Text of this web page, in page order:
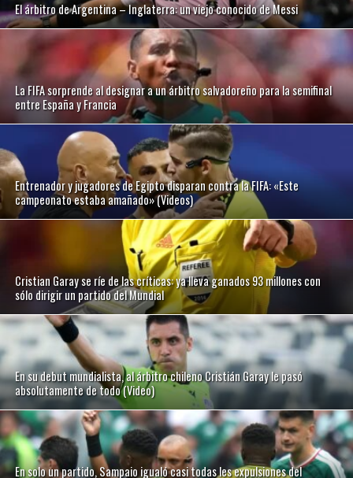
El árbitro de Argentina – Inglaterra: un viejo conocido de Messi
La FIFA sorprende al designar a un árbitro salvadoreño para la semifinal
entre España y Francia
Entrenador y jugadores de Egipto disparan contra la FIFA: «Este
campeonato estaba amañado» (Videos)
Cristian Garay se ríe de las críticas: ya lleva ganados 93 millones con
sólo dirigir un partido del Mundial
En su debut mundialista, al árbitro chileno Cristián Garay le pasó
absolutamente de todo (Video)
En solo un partido, Sampaio igualó casi todas les expulsiones del